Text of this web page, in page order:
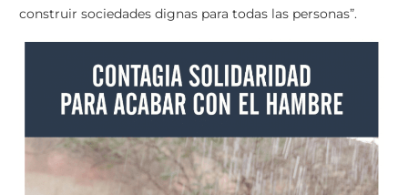
construir sociedades dignas para todas las personas”.